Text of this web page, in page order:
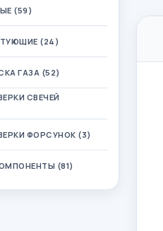
(59)
(24)
ГАЗА (52)
СВЕЧЕЙ
ФОРСУНОК (3)
(81)